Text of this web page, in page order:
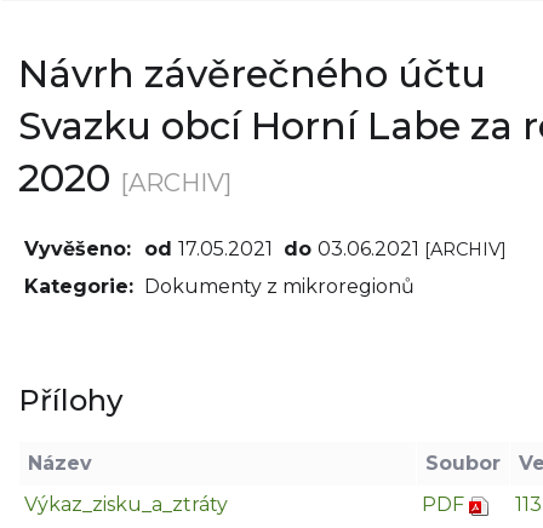
Návrh závěrečného účtu
Svazku obcí Horní Labe za
2020 [ARCHIV]
Vyvěšeno: od 17.05.2021 do 03.06.2021 [ARCHIV]
Kategorie: Dokumenty z mikroregionů
Přílohy
Název Soubor
Výkaz_zisku_a_ztráty
PDF